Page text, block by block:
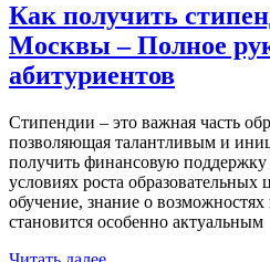
Как получить
Москвы – Полное
абитуриентов
Стипендии – это важная часть
позволяющая талантливым и
получить финансовую
условиях роста образовательных
обучение, знание о
становится особенно актуальным